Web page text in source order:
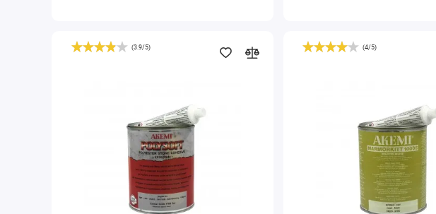
Мраморная
(3.9/5)
Мраморная
(4/5)